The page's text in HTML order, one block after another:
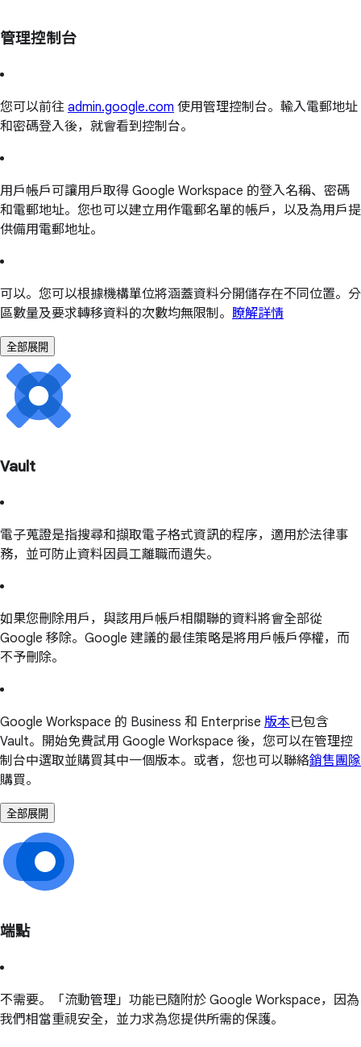
管理控制台
您可以前往 admin.google.com 使用管理控制台。輸入電郵地址
和密碼登入後，就會看到控制台。
用戶帳戶可讓用戶取得 Google Workspace 的登入名稱、密碼
和電郵地址。您也可以建立用作電郵名單的帳戶，以及為用戶提
供備用電郵地址。
可以。您可以根據機構單位將涵蓋資料分開儲存在不同位置。分
區數量及要求轉移資料的次數均無限制。 瞭解詳情
全部展開
Vault
電子蒐證是指搜尋和擷取電子格式資訊的程序，適用於法律事
務，並可防止資料因員工離職而遺失。
如果您刪除用戶，與該用戶帳戶相關聯的資料將會全部從
Google 移除。Google 建議的最佳策略是將用戶帳戶停權，而
不予刪除。
Google Workspace 的 Business 和 Enterprise 版本已包含
Vault。開始免費試用 Google Workspace 後，您可以在管理控
制台中選取並購買其中一個版本。或者，您也可以聯絡銷售團隊
購買。
全部展開
端點
不需要。「流動管理」功能已隨附於 Google Workspace，因為
我們相當重視安全，並力求為您提供所需的保護。